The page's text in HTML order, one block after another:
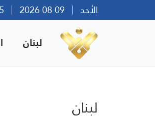
الأحد
لبنان
لبنان